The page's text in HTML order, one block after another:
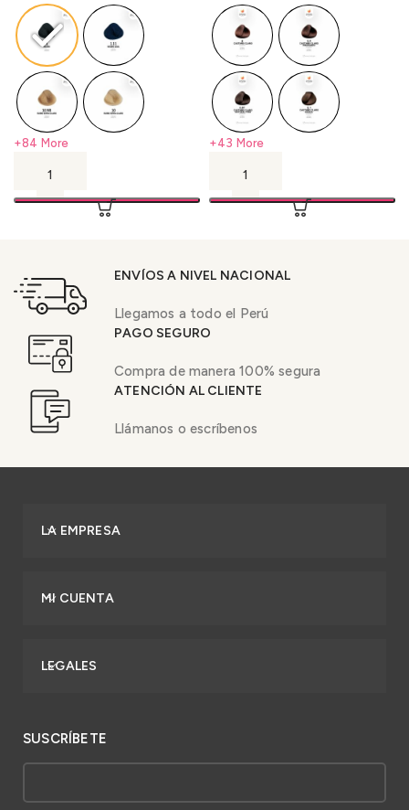
+84 More +43 More
ENVÍOS A NIVEL NACIONAL
Llegamos a todo el Perú
PAGO SEGURO
Compra de manera 100% segura
ATENCIÓN AL CLIENTE
Llámanos o escríbenos
LA EMPRESA
MI CUENTA
LEGALES
SUSCRÍBETE